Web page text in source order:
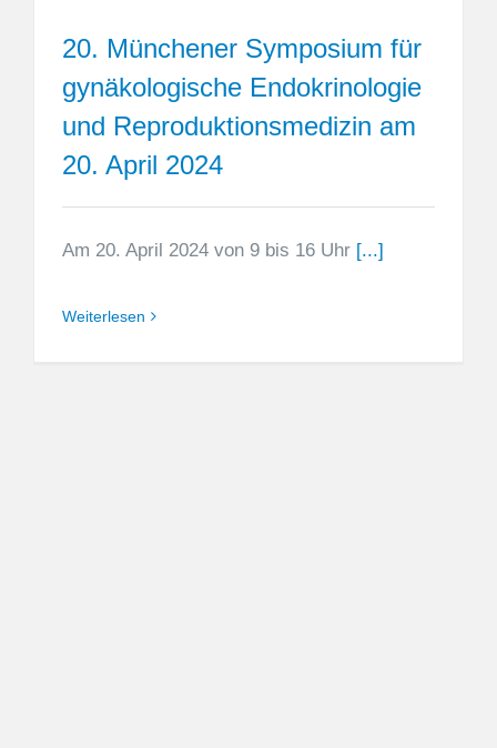
20. Münchener Symposium für
gynäkologische Endokrinologie
und Reproduktionsmedizin am
20. April 2024
Am 20. April 2024 von 9 bis 16 Uhr[...]
Weiterlesen